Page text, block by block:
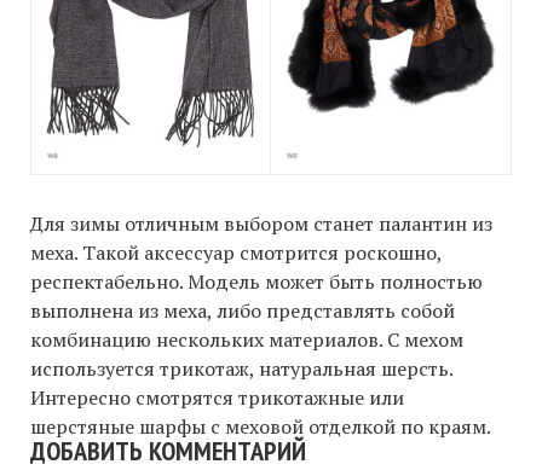
Для зимы отличным выбором станет палантин из
меха. Такой аксессуар смотрится роскошно,
респектабельно. Модель может быть полностью
выполнена из меха, либо представлять собой
комбинацию нескольких материалов. С мехом
используется трикотаж, натуральная шерсть.
Интересно смотрятся трикотажные или
шерстяные шарфы с меховой отделкой по краям.
ДОБАВИТЬ КОММЕНТАРИЙ